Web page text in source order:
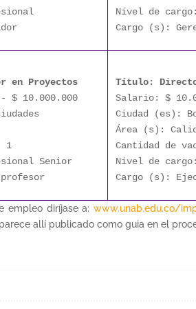
Nivel de
Cargo (s):
en Proyectos
$ 10.000.000
1
Senior
Título:
Salario: $
Ciudad (es):
Área (s):
Cantidad de
Nivel de
Cargo (s):
empleo diríjase a:www.unab.edu.co/
allí publicado como guia en el